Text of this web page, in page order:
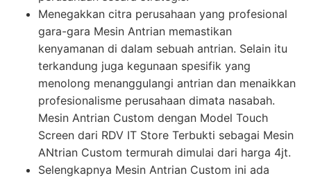
Menegakkan citra perusahaan yang profesional
gara-gara Mesin Antrian memastikan
kenyamanan di dalam sebuah antrian. Selain itu
terkandung juga kegunaan spesifik yang
menolong menanggulangi antrian dan menaikkan
profesionalisme perusahaan dimata nasabah.
Mesin Antrian Custom dengan Model Touch
Screen dari RDV IT Store Terbukti sebagai Mesin
ANtrian Custom termurah dimulai dari harga 4jt.
Selengkapnya Mesin Antrian Custom ini ada